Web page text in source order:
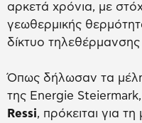
αρκετά χρόνια, με
γεωθερμικής
δίκτυο τηλεθέρμανσης
Όπως δήλωσαν τα μέλη
της Energie Steiermark,
Ressi, πρόκειται για